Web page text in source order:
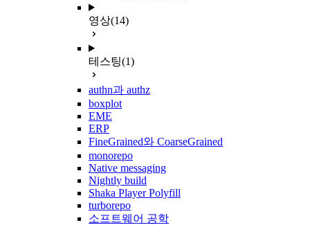
영상(14)
테스팅(1)
authn과 authz
boxplot
EME
ERP
FineGrained와 CoarseGrained
monorepo
Native messaging
Nightly build
Shaka Player Polyfill
turborepo
소프트웨어 공학